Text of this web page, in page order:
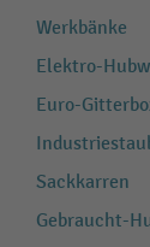
Werkbänke
Elektro-
Euro-
Sackkarren
Gebraucht-